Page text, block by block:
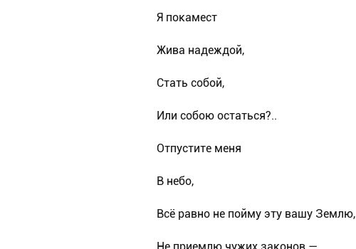
Я покамест
Жива надеждой,
Стать собой,
Или собою остаться?..
Отпустите меня
В небо,
Всё равно не пойму эту вашу Землю,